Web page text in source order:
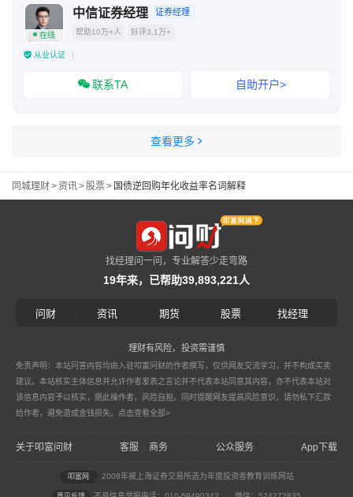
在线
中信证券经理 证券经理
帮助10万+人 好评3.1万+
从业认证
联系TA 自助开户>
查看更多
同城理财>资讯>股票> 国债逆回购年化收益率名词解释
找经理问一问，专业解答少走弯路
19年来，已帮助39,893,221人
问财 资讯 期货 股票 找经理
理财有风险，投资需谨慎
免责声明：本站问答内容均由入驻叩富问财的作者撰写，仅供网友交流学习，并不构成买卖
建议。本站核实主体信息并允许作者发表之言论并不代表本站同意其内容，亦不代表本站对
该信息内容予以核实，据此操作者，风险自担。同时提醒网友提高风险意识，请勿私下汇款
给作者，避免造成金钱损失。 点击查看全部>
关于叩富问财 客服 商务 公众服务 App下载
叩富网 2008年被上海证券交易所选为年度投资者教育训练网站